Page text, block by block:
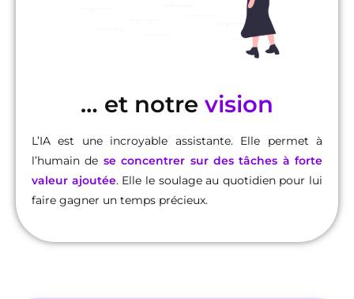
… et notre vision
L’IA est une incroyable assistante. Elle permet à
l’humain de se concentrer sur des tâches à forte
valeur ajoutée. Elle le soulage au quotidien pour lui
faire gagner un temps précieux.